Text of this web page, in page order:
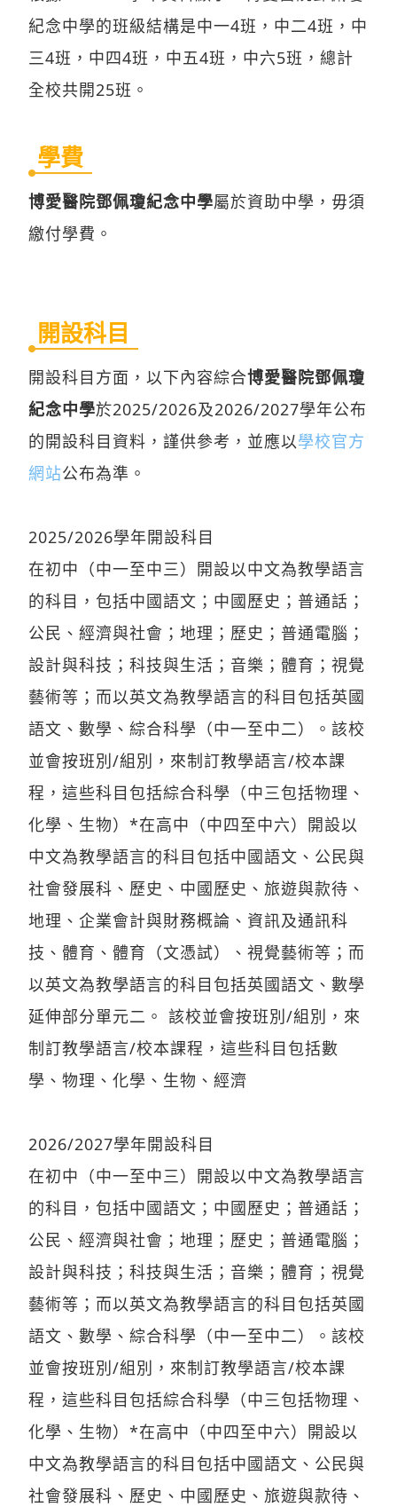
紀念中學的班級結構是中一4班，中二4班，中
三4班，中四4班，中五4班，中六5班，總計
全校共開25班。
學費
博愛醫院鄧佩瓊紀念中學屬於資助中學，毋須
繳付學費。
開設科目
開設科目方面，以下內容綜合博愛醫院鄧佩瓊
紀念中學於2025/2026及2026/2027學年公布
的開設科目資料，謹供參考，並應以學校官方
網站公布為準。
2025/2026學年開設科目
在初中（中一至中三）開設以中文為教學語言
的科目，包括中國語文；中國歷史；普通話；
公民、經濟與社會；地理；歷史；普通電腦；
設計與科技；科技與生活；音樂；體育；視覺
藝術等；而以英文為教學語言的科目包括英國
語文、數學、綜合科學（中一至中二）。該校
並會按班別/組別，來制訂教學語言/校本課
程，這些科目包括綜合科學（中三包括物理、
化學、生物）*在高中（中四至中六）開設以
中文為教學語言的科目包括中國語文、公民與
社會發展科、歷史、中國歷史、旅遊與款待、
地理、企業會計與財務概論、資訊及通訊科
技、體育、體育（文憑試）、視覺藝術等；而
以英文為教學語言的科目包括英國語文、數學
延伸部分單元二。 該校並會按班別/組別，來
制訂教學語言/校本課程，這些科目包括數
學、物理、化學、生物、經濟
2026/2027學年開設科目
在初中（中一至中三）開設以中文為教學語言
的科目，包括中國語文；中國歷史；普通話；
公民、經濟與社會；地理；歷史；普通電腦；
設計與科技；科技與生活；音樂；體育；視覺
藝術等；而以英文為教學語言的科目包括英國
語文、數學、綜合科學（中一至中二）。該校
並會按班別/組別，來制訂教學語言/校本課
程，這些科目包括綜合科學（中三包括物理、
化學、生物）*在高中（中四至中六）開設以
中文為教學語言的科目包括中國語文、公民與
社會發展科、歷史、中國歷史、旅遊與款待、